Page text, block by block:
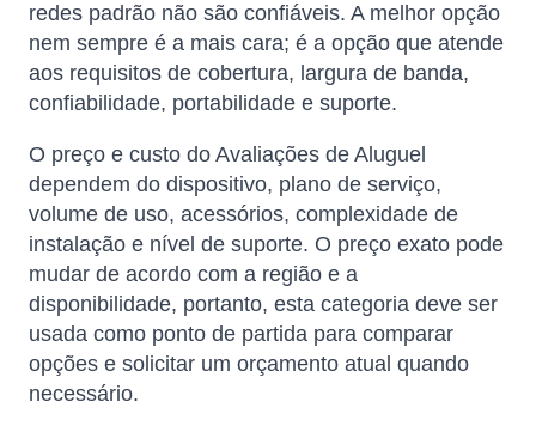
redes padrão não são confiáveis. A melhor opção
nem sempre é a mais cara; é a opção que atende
aos requisitos de cobertura, largura de banda,
confiabilidade, portabilidade e suporte.
O preço e custo do Avaliações de Aluguel
dependem do dispositivo, plano de serviço,
volume de uso, acessórios, complexidade de
instalação e nível de suporte. O preço exato pode
mudar de acordo com a região e a
disponibilidade, portanto, esta categoria deve ser
usada como ponto de partida para comparar
opções e solicitar um orçamento atual quando
necessário.